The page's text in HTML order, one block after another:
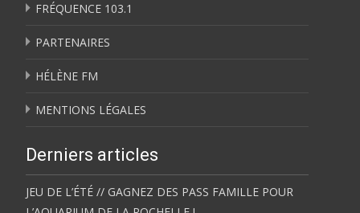
FRÉQUENCE 103.1
PARTENAIRES
HÉLÈNE FM
MENTIONS LÉGALES
Derniers articles
JEU DE L’ÉTÉ // GAGNEZ DES PASS FAMILLE POUR